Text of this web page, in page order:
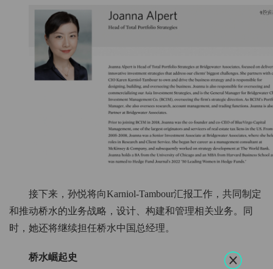
接下来，孙悦将向Karniol-Tambour汇报工作，共同制定
和推动桥水的业务战略，设计、构建和管理相关业务。同
时，她还将继续担任桥水中国总经理。
桥水崛起史